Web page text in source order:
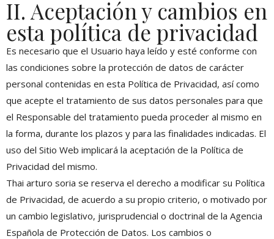
II. Aceptación y cambios en
esta política de privacidad
Es necesario que el Usuario haya leído y esté conforme con
las condiciones sobre la protección de datos de carácter
personal contenidas en esta Política de Privacidad, así como
que acepte el tratamiento de sus datos personales para que
el Responsable del tratamiento pueda proceder al mismo en
la forma, durante los plazos y para las finalidades indicadas. El
uso del Sitio Web implicará la aceptación de la Política de
Privacidad del mismo.
Thai arturo soria se reserva el derecho a modificar su Política
de Privacidad, de acuerdo a su propio criterio, o motivado por
un cambio legislativo, jurisprudencial o doctrinal de la Agencia
Española de Protección de Datos. Los cambios o